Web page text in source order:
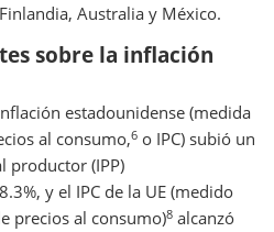
Australia y México.
sobre la inflación
estadounidense (medida
al consumo,6 o IPC) subió un
productor (IPP)
y el IPC de la UE (medido
precios al consumo)8 alcanzó